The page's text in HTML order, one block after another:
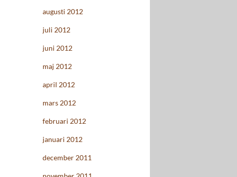
augusti 2012
juli 2012
juni 2012
maj 2012
april 2012
mars 2012
februari 2012
januari 2012
december 2011